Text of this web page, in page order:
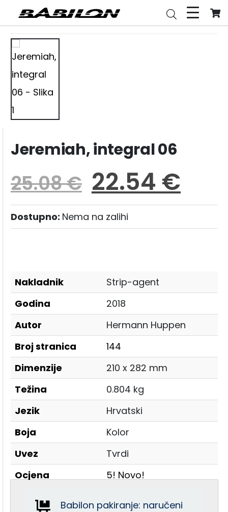
Jeremiah, integral 06
25.08€ 22.54 €
Dostupno: Nema na zalihi
Nakladnik
Strip-agent
Godina
2018
Autor
Hermann Huppen
Broj stranica
144
Dimenzije
210 x 282 mm
Težina
0.804 kg
Jezik
Hrvatski
Boja
Kolor
Uvez
Tvrdi
Ocjena
5! Novo!
Babilon pakiranje: naručeni